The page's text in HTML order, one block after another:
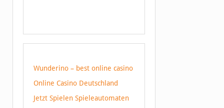
Wunderino – best online casino
Online Casino Deutschland
Jetzt Spielen Spieleautomaten